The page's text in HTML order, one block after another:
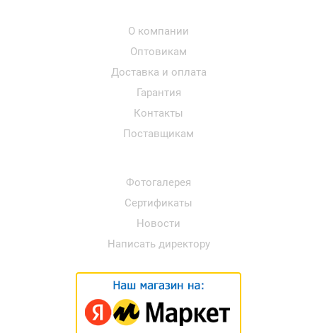
О компании
Оптовикам
Доставка и оплата
Гарантия
Контакты
Поставщикам
Фотогалерея
Сертификаты
Новости
Написать директору